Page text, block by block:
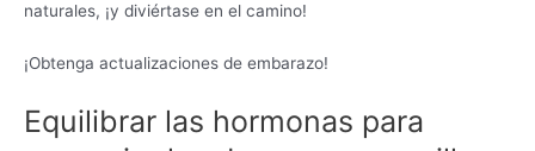
naturales, ¡y diviértase en el camino!
¡Obtenga actualizaciones de embarazo!
Equilibrar las hormonas para